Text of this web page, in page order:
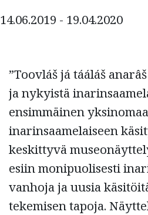
14.06.2019 - 19.04.2020
”Toovláš já tááláš
ja nykyistä
ensimmäinen
inarinsaamelaiseen
keskittyvä
esiin monipuolisesti
vanhoja ja uusia
tekemisen tapoja.